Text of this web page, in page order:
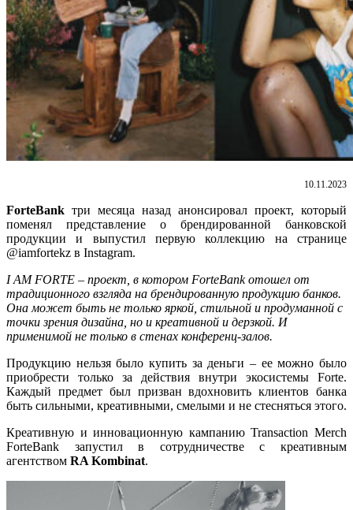
10.11.2023
ForteBank три месяца назад анонсировал проект, который
поменял представление о брендированной банковской
продукции и выпустил первую коллекцию на странице
@iamfortekz в Instagram.
I AM FORTE – проект, в котором ForteBank отошел от
традиционного взгляда на брендированную продукцию банков.
Она может быть не только яркой, стильной и продуманной с
точки зрения дизайна, но и креативной и дерзкой. И
применимой не только в стенах конференц-залов.
Продукцию нельзя было купить за деньги – ее можно было
приобрести только за действия внутри экосистемы Forte.
Каждый предмет был призван вдохновить клиентов банка
быть сильными, креативными, смелыми и не стесняться этого.
Креативную и инновационную кампанию Transaction Merch
ForteBank запустил
в сотрудничестве с креативным
агентством RA Kombinat.